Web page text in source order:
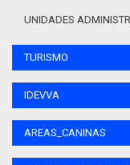
UNIDADES
TURISMO
IDEVVA
AREAS_CANINAS